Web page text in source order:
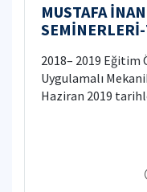
MUSTAFA
2018– 2019 Eğitim
Uygulamalı
Haziran 2019